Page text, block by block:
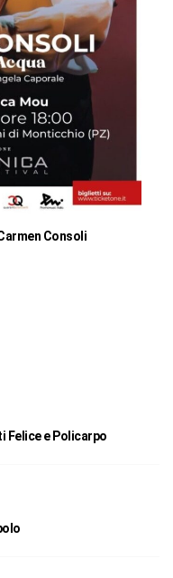
Consoli
Felice e Policarpo